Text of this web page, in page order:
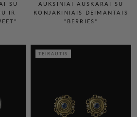
SU
IR
AUKSINIAI AUSKARAI SU
KONJAKINIAIS DEIMANTAIS
"BERRIES"
TEIRAUTIS